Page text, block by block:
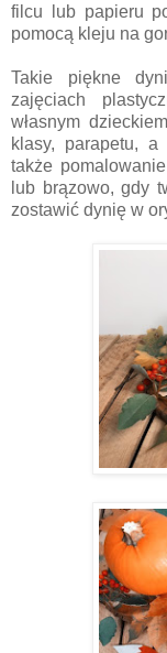
filcu lub papieru
pomocą kleju na
Takie piękne
zajęciach
własnym
klasy, parapetu,
także
lub brązowo, gdy
zostawić dynię w